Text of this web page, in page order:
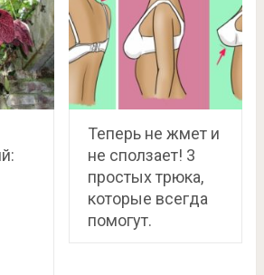
Теперь не жмет и
не сползает! 3
простых трюка,
которые всегда
помогут.